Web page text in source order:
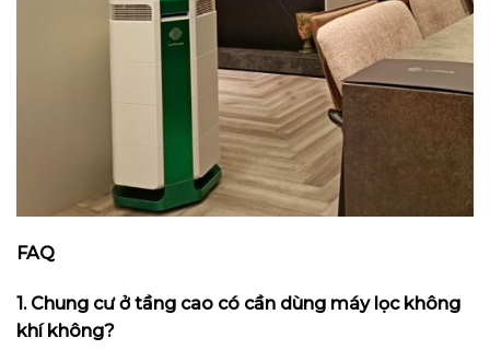
FAQ
1. Chung cư ở tầng cao có cần dùng máy lọc không
khí không?